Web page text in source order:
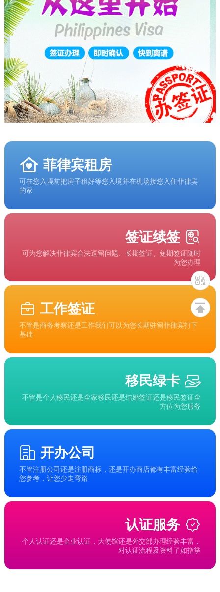
菲律宾租房
可在您入境前把房子租好等您入境并在机场接您入住菲律宾
的家
签证续签
可为您解决菲律宾合法逗留问题、长期签证、短期签证随时
为您办理
工作签证
不管是商务考察还是工作我们可以为您长期驻留菲律宾打下
基础
移民绿卡
不管是个人移民还是全家移民还是结婚签证还是移民签证全
方位为您服务
开办公司
不管注册公司还是注册商标，还是开办商店都有丰富经验给
您参考，让您少走弯路
认证服务
个人认证还是企业认证，大使馆还是外交部办理经验丰富，
对认证流程及资料了如指掌